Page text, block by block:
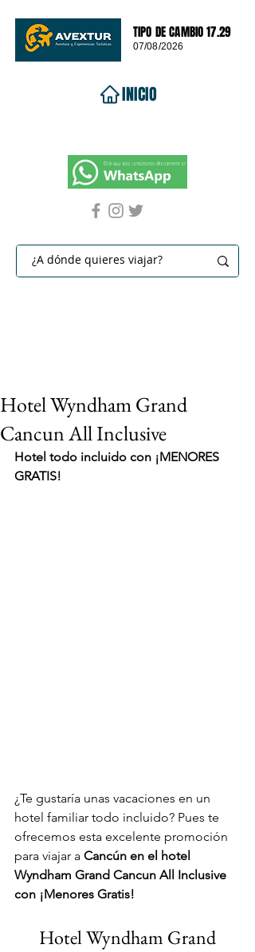
TIPO DE CAMBIO 17.29
07/08/2026
INICIO
Hotel Wyndham Grand
Cancun All Inclusive
Hotel todo incluido con ¡MENORES
GRATIS!
¿Te gustaría unas vacaciones en un
hotel familiar todo incluido? Pues te
ofrecemos esta excelente promoción
para viajar a Cancún en el hotel
Wyndham Grand Cancun All Inclusive
con ¡Menores Gratis!